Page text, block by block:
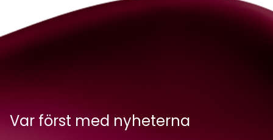
Var först med nyheterna